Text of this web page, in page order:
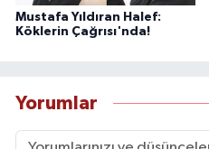
Mustafa Yıldıran Halef:
Köklerin Çağrısı'nda!
Yorumlar